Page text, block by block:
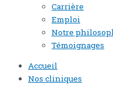
Carrière
Emploi
Notre
Témoignages
Accueil
Nos cliniques